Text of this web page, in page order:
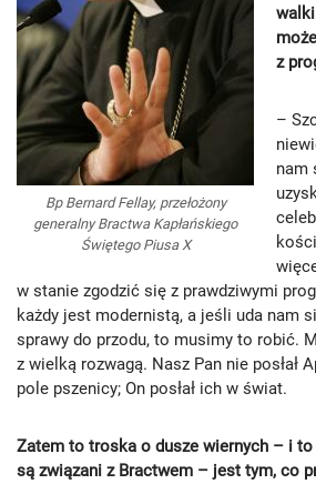
Bp Bernard Fellay, przełożony
generalny Bractwa Kapłańskiego
Świętego Piusa X
z
–
nam
w stanie zgodzić się z prawdziwymi
każdy jest modernistą, a jeśli uda nam
sprawy do przodu, to musimy to robić.
z wielką rozwagą. Nasz Pan nie posłał
pole pszenicy; On posłał ich w świat.
Zatem to troska o dusze wiernych – i
są związani z Bractwem – jest tym, co